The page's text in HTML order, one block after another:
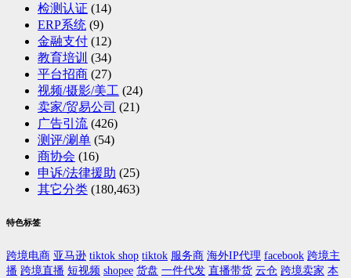
检测认证 (14)
ERP系统 (9)
金融支付 (12)
教育培训 (34)
平台招商 (27)
视频/摄影/美工 (24)
卖家/贸易公司 (21)
广告引流 (426)
测评/涮单 (54)
商协会 (16)
申诉/法律援助 (25)
其它分类 (180,463)
特色标签
跨境电商 亚马逊 tiktok shop tiktok 服务商 海外IP代理 facebook 跨境主
播 跨境直播 短视频 shopee 货盘 一件代发 直播带货 云仓 跨境卖家 本